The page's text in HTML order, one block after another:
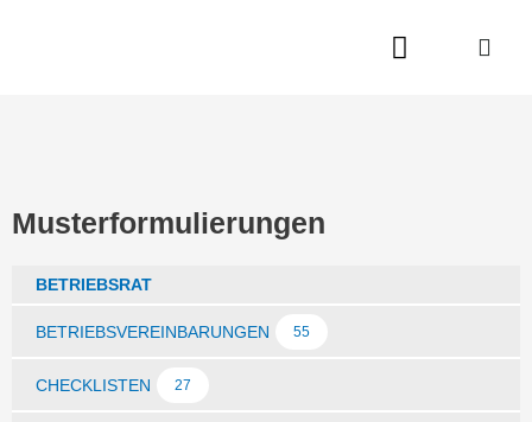
Musterformulierungen
BETRIEBSRAT
BETRIEBSVEREINBARUNGEN 55
CHECKLISTEN 27